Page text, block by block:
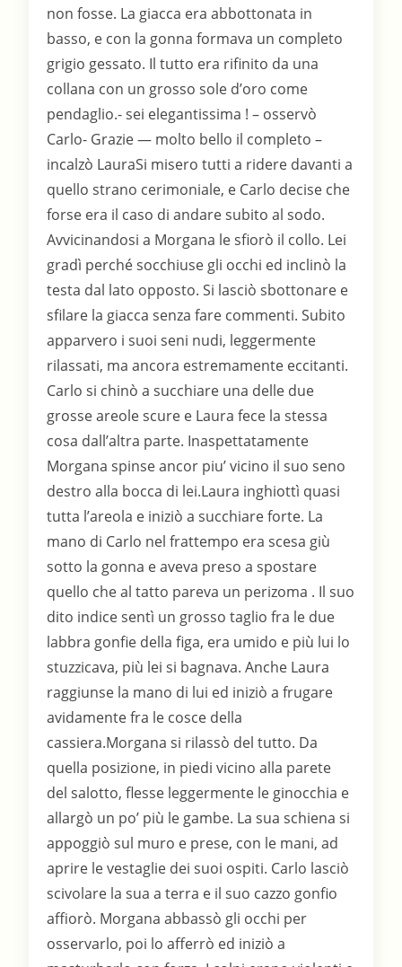
non fosse. La giacca era abbottonata in
basso, e con la gonna formava un completo
grigio gessato. Il tutto era rifinito da una
collana con un grosso sole d’oro come
pendaglio.- sei elegantissima ! – osservò
Carlo- Grazie — molto bello il completo –
incalzò LauraSi misero tutti a ridere davanti a
quello strano cerimoniale, e Carlo decise che
forse era il caso di andare subito al sodo.
Avvicinandosi a Morgana le sfiorò il collo. Lei
gradì perché socchiuse gli occhi ed inclinò la
testa dal lato opposto. Si lasciò sbottonare e
sfilare la giacca senza fare commenti. Subito
apparvero i suoi seni nudi, leggermente
rilassati, ma ancora estremamente eccitanti.
Carlo si chinò a succhiare una delle due
grosse areole scure e Laura fece la stessa
cosa dall’altra parte. Inaspettatamente
Morgana spinse ancor piu’ vicino il suo seno
destro alla bocca di lei.Laura inghiottì quasi
tutta l’areola e iniziò a succhiare forte. La
mano di Carlo nel frattempo era scesa giù
sotto la gonna e aveva preso a spostare
quello che al tatto pareva un perizoma . Il suo
dito indice sentì un grosso taglio fra le due
labbra gonfie della figa, era umido e più lui lo
stuzzicava, più lei si bagnava. Anche Laura
raggiunse la mano di lui ed iniziò a frugare
avidamente fra le cosce della
cassiera.Morgana si rilassò del tutto. Da
quella posizione, in piedi vicino alla parete
del salotto, flesse leggermente le ginocchia e
allargò un po’ più le gambe. La sua schiena si
appoggiò sul muro e prese, con le mani, ad
aprire le vestaglie dei suoi ospiti. Carlo lasciò
scivolare la sua a terra e il suo cazzo gonfio
affiorò. Morgana abbassò gli occhi per
osservarlo, poi lo afferrò ed iniziò a